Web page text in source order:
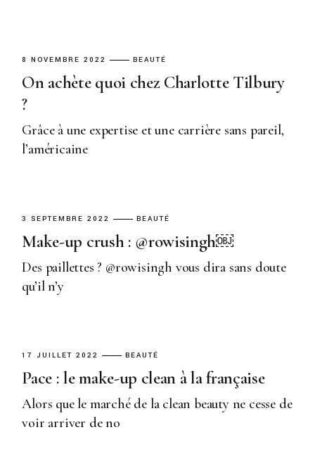
8 NOVEMBRE 2022 BEAUTÉ
On achète quoi chez Charlotte Tilbury
?
Grâce à une expertise et une carrière sans pareil,
l’américaine
3 SEPTEMBRE 2022 BEAUTÉ
Make-up crush : @rowisingh￼
Des paillettes ? @rowisingh vous dira sans doute
qu’il n’y
17 JUILLET 2022 BEAUTÉ
Pace : le make-up clean à la française
Alors que le marché de la clean beauty ne cesse de
voir arriver de no